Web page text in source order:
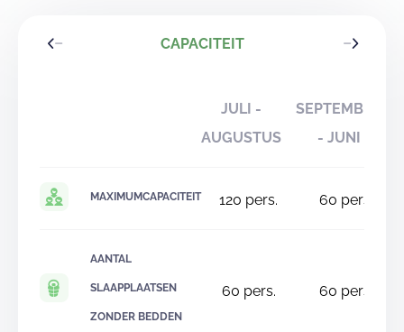
CAPACITEIT
JULI -
AUGUSTUS
SEPTEMBER
- JUNI
MAXIMUMCAPACITEIT 120 pers. 60 pers.
AANTAL
SLAAPPLAATSEN
ZONDER BEDDEN
60 pers. 60 pers.